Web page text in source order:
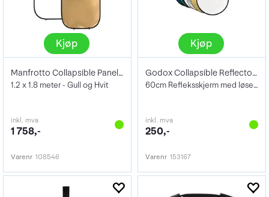
Kjøp
Manfrotto Collapsible Panelite Reflector
1.2 x 1.8 meter - Gull og Hvit
inkl. mva
1 758,-
Varenr 108546
Kjøp
Godox Collapsible Reflector 7-in-1 60cm
60cm Refleksskjerm med løse trekk
inkl. mva
250,-
Varenr 153167